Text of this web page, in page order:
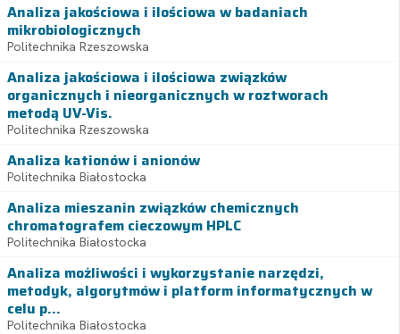
Analiza jakościowa i ilościowa w badaniach
mikrobiologicznych
Politechnika Rzeszowska
Analiza jakościowa i ilościowa związków
organicznych i nieorganicznych w roztworach
metodą UV-Vis.
Politechnika Rzeszowska
Analiza kationów i anionów
Politechnika Białostocka
Analiza mieszanin związków chemicznych
chromatografem cieczowym HPLC
Politechnika Białostocka
Analiza możliwości i wykorzystanie narzędzi,
metodyk, algorytmów i platform informatycznych w
celu p...
Politechnika Białostocka